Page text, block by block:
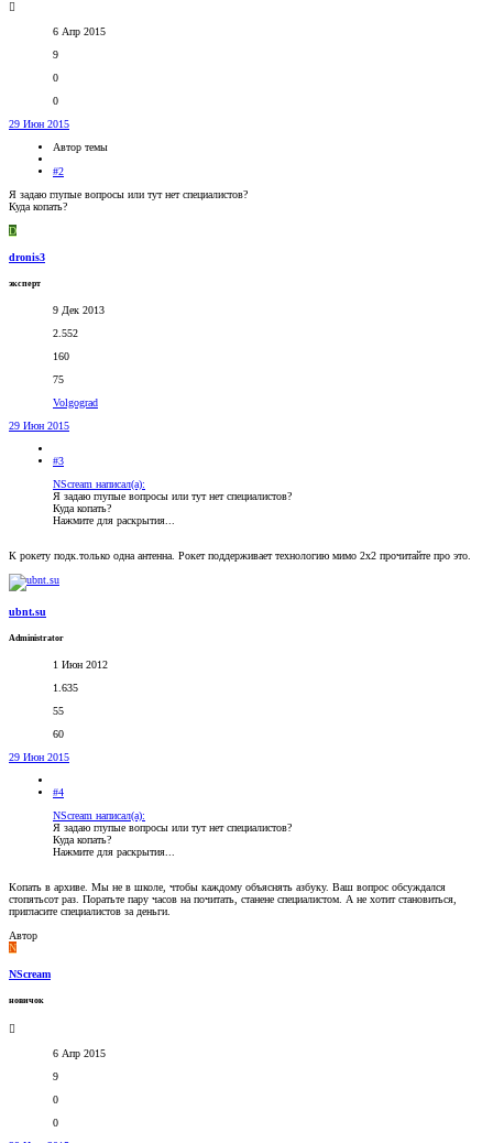
6 Апр 2015
9
0
0
29 Июн 2015
Автор темы
#2
Я задаю глупые вопросы или тут нет специалистов?
Куда копать?
D
dronis3
эксперт
9 Дек 2013
2.552
160
75
Volgograd
29 Июн 2015
#3
NScream написал(а):
Я задаю глупые вопросы или тут нет специалистов?
Куда копать?
Нажмите для раскрытия...
К рокету подк.только одна антенна. Рокет поддерживает технологию мимо 2х2 прочитайте про это.
ubnt.su
Administrator
1 Июн 2012
1.635
55
60
29 Июн 2015
#4
NScream написал(а):
Я задаю глупые вопросы или тут нет специалистов?
Куда копать?
Нажмите для раскрытия...
Копать в архиве. Мы не в школе, чтобы каждому объяснять азбуку. Ваш вопрос обсуждался
стопятьсот раз. Поратьте пару часов на почитать, станене специалистом. А не хотит становиться,
пригласите специалистов за деньги.
Автор
N
NScream
новичок
6 Апр 2015
9
0
0